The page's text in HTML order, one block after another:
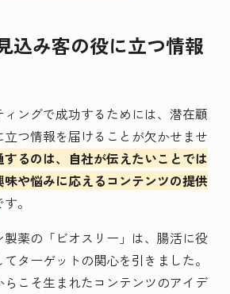
込み客の役に立つ情報
ングで成功するためには、潜在顧
つ情報を届けることが欠かせませ
るのは、自社が伝えたいことでは
や悩みに応えるコンテンツの提供
。
薬の「ビオスリー」は、腸活に役
ターゲットの関心を引きました。
こそ生まれたコンテンツのアイデ